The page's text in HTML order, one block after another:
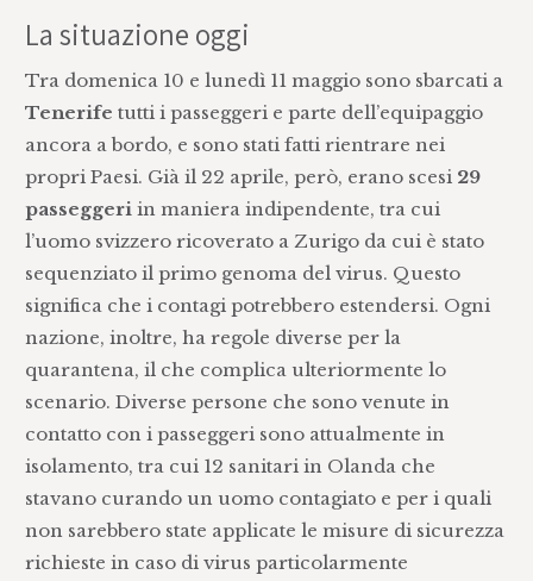
La situazione oggi
Tra domenica 10 e lunedì 11 maggio sono sbarcati a
Tenerifetutti i passeggeri e parte dell’equipaggio
ancora a bordo, e sono stati fatti rientrare nei
propri Paesi. Già il 22 aprile, però, erano scesi 29
passeggeri in maniera indipendente, tra cui
l’uomo svizzero ricoverato a Zurigo da cui è stato
sequenziato il primo genoma del virus. Questo
significa che i contagi potrebbero estendersi. Ogni
nazione, inoltre, ha regole diverse per la
quarantena, il che complica ulteriormente lo
scenario. Diverse persone che sono venute in
contatto con i passeggeri sono attualmente in
isolamento, tra cui 12 sanitari in Olanda che
stavano curando un uomo contagiato e per i quali
non sarebbero state applicate le misure di sicurezza
richieste in caso di virus particolarmente